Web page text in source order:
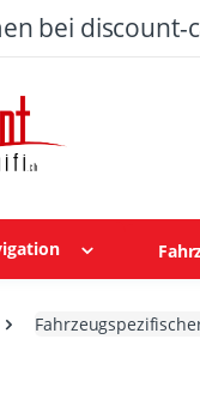
bei discount-